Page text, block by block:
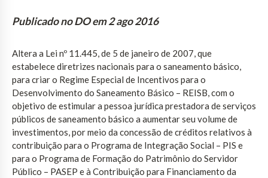
Publicado no DO em 2 ago 2016
Altera a Lei nº 11.445, de 5 de janeiro de 2007, que
estabelece diretrizes nacionais para o saneamento básico,
para criar o Regime Especial de Incentivos para o
Desenvolvimento do Saneamento Básico – REISB, com o
objetivo de estimular a pessoa jurídica prestadora de serviços
públicos de saneamento básico a aumentar seu volume de
investimentos, por meio da concessão de créditos relativos à
contribuição para o Programa de Integração Social – PIS e
para o Programa de Formação do Patrimônio do Servidor
Público – PASEP e à Contribuição para Financiamento da